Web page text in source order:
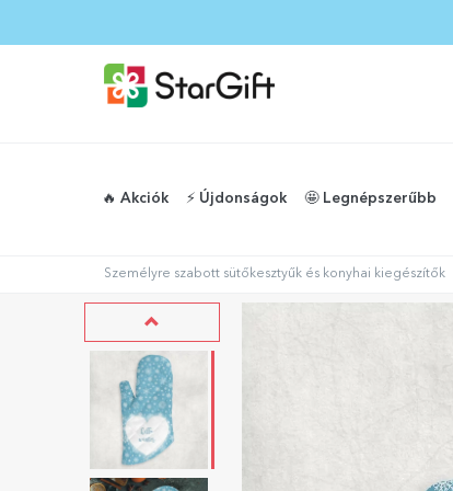
🔥 Akciók ⚡️ Újdonságok 🤩 Legnépszerűbb
Személyre szabott sütőkesztyűk és konyhai kiegészítők